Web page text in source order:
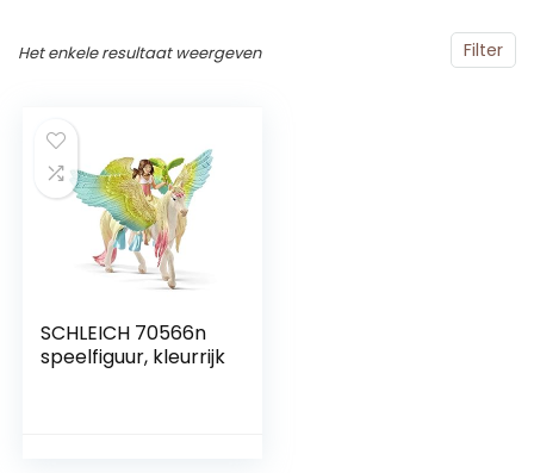
Filter
Het enkele resultaat weergeven
SCHLEICH 70566n
speelfiguur, kleurrijk